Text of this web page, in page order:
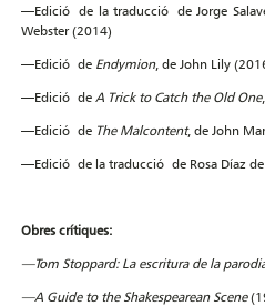
—Edició de la traducció de Jorge
Webster (2014)
—Edició de Endymion, de John Lily
—Edició de A Trick to Catch the Old One
—Edició de The Malcontent, de John
—Edició de la traducció de Rosa Díaz de
Obres crítiques:
—Tom Stoppard: La escritura de la
—A Guide to the Shakespearean Scene